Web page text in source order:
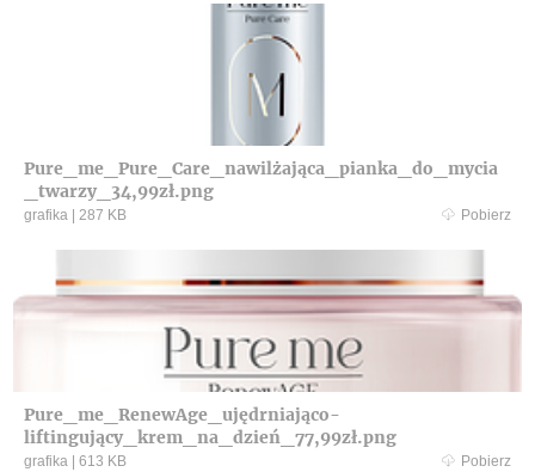
Pure_me_Pure_Care_nawilżająca_pianka_do_mycia
_twarzy_34,99zł.png
grafika 287 KB Pobierz
Pure_me_RenewAge_ujędrniająco-
liftingujący_krem_na_dzień_77,99zł.png
grafika 613 KB Pobierz